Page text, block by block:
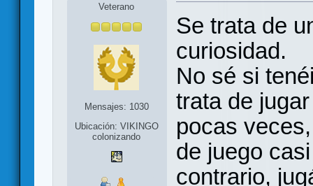
Veterano
Mensajes: 1030
Ubicación: VIKINGO
colonizando
Se trata de
curiosidad.
No sé si
trata de
pocas
de juego
contrario,